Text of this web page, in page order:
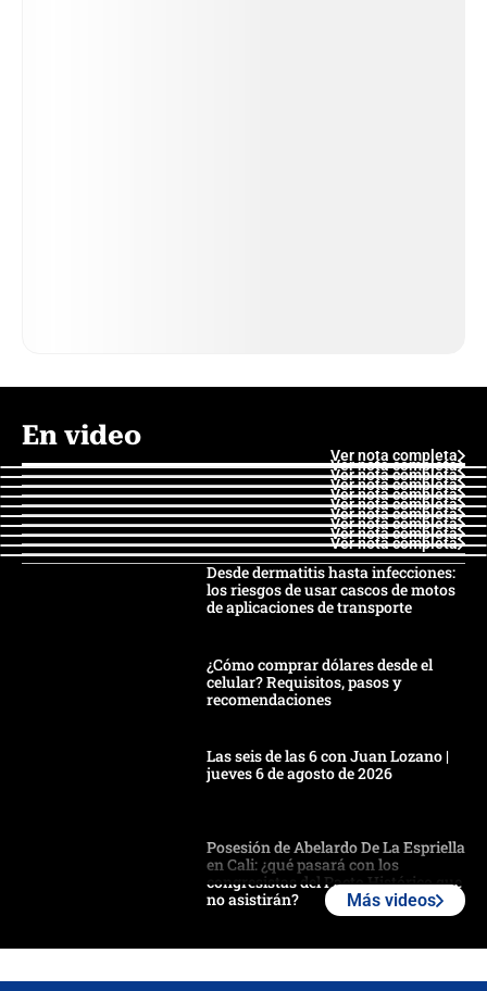
En video
Ver nota completa
Ver nota completa
Ver nota completa
Ver nota completa
Ver nota completa
Ver nota completa
Ver nota completa
Ver nota completa
Ver nota completa
Ver nota completa
Desde dermatitis hasta infecciones:
los riesgos de usar cascos de motos
de aplicaciones de transporte
¿Cómo comprar dólares desde el
celular? Requisitos, pasos y
recomendaciones
Las seis de las 6 con Juan Lozano |
jueves 6 de agosto de 2026
Posesión de Abelardo De La Espriella
en Cali: ¿qué pasará con los
congresistas del Pacto Histórico que
no asistirán?
Más videos